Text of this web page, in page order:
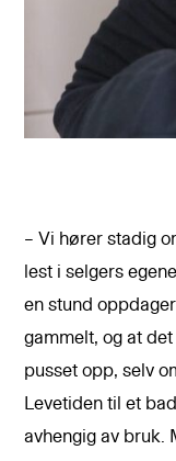
– Vi hører stadig
lest i selgers
en stund
gammelt, og at
pusset opp, selv
Levetiden til et
avhengig av bruk.